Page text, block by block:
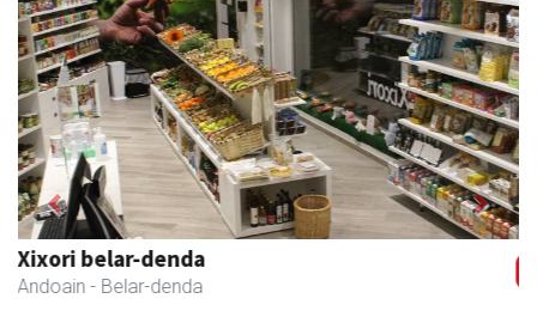
Arruti gozotegia
Andoain - Gozotegiak
Previous Next